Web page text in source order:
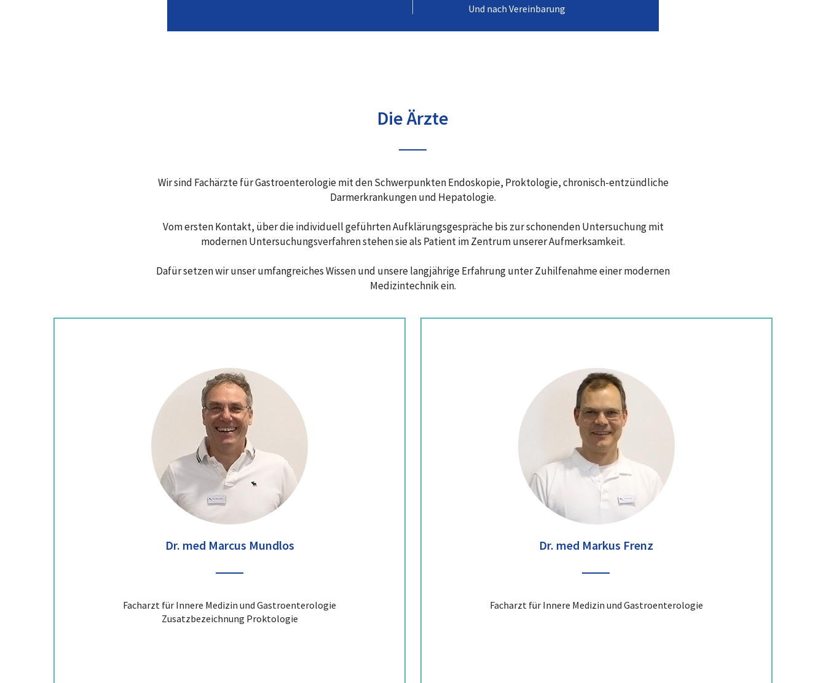
Und nach Vereinbarung
Die Ärzte
Wir sind Fachärzte für Gastroenterologie mit den Schwerpunkten Endoskopie, Proktologie, chronisch-entzündliche
Darmerkrankungen und Hepatologie.
Vom ersten Kontakt, über die individuell geführten Aufklärungsgespräche bis zur schonenden Untersuchung mit
modernen Untersuchungsverfahren stehen sie als Patient im Zentrum unserer Aufmerksamkeit.
Dafür setzen wir unser umfangreiches Wissen und unsere langjährige Erfahrung unter Zuhilfenahme einer modernen
Medizintechnik ein.
Dr. med Marcus Mundlos
Facharzt für Innere Medizin und Gastroenterologie
Zusatzbezeichnung Proktologie
Dr. med Markus Frenz
Facharzt für Innere Medizin und Gastroenterologie